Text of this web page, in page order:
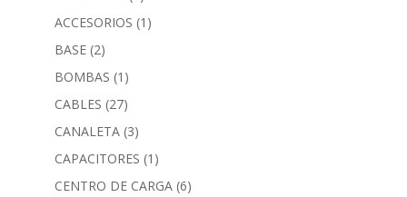
ACCESORIOS (1)
BASE (2)
BOMBAS (1)
CABLES (27)
CANALETA (3)
CAPACITORES (1)
CENTRO DE CARGA (6)